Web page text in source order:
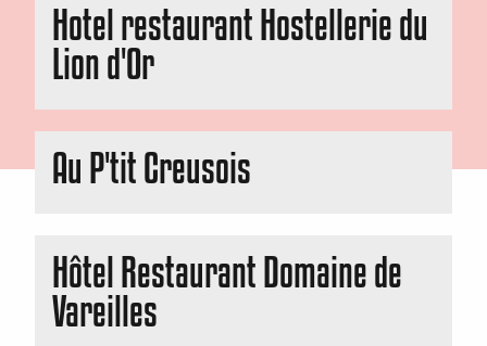
Hotel restaurant Hostellerie du
Lion d'Or
Au P'tit Creusois
Hôtel Restaurant Domaine de
Vareilles